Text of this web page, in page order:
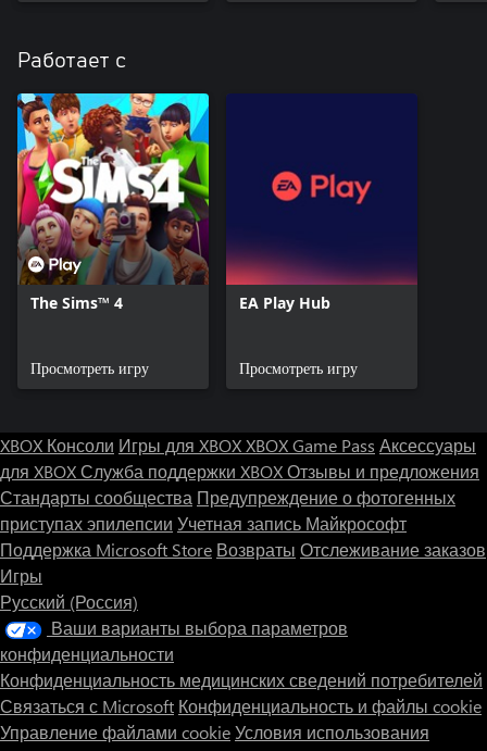
Работает с
The Sims™ 4
Просмотреть игру
EA Play Hub
Просмотреть игру
XBOX Консоли Игры для XBOXXBOX Game Pass Аксессуары
для XBOXСлужба поддержки XBOXОтзывы и предложения
Стандарты сообщества Предупреждение о фотогенных
приступах эпилепсии Учетная запись Майкрософт
Поддержка Microsoft Store Возвраты Отслеживание заказов
Игры
Русский (Россия)
Ваши варианты выбора параметров
конфиденциальности
Конфиденциальность медицинских сведений потребителей
Связаться с Microsoft Конфиденциальность и файлы cookie
Управление файлами cookieУсловия использования